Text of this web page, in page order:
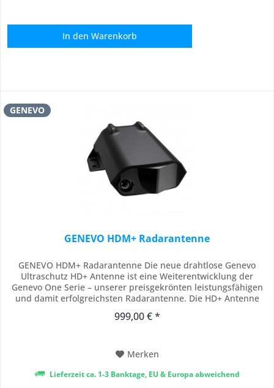
In den Warenkorb
GENEVO
GENEVO HDM+ Radarantenne
GENEVO HDM+ Radarantenne Die neue drahtlose Genevo
Ultraschutz HD+ Antenne ist eine Weiterentwicklung der
Genevo One Serie – unserer preisgekrönten leistungsfähigen
und damit erfolgreichsten Radarantenne. Die HD+ Antenne
stellt sie eine ideale Ergänzung gerade für Kunden, die sich
999,00 € *
Merken
Lieferzeit ca. 1-3 Banktage, EU & Europa abweichend